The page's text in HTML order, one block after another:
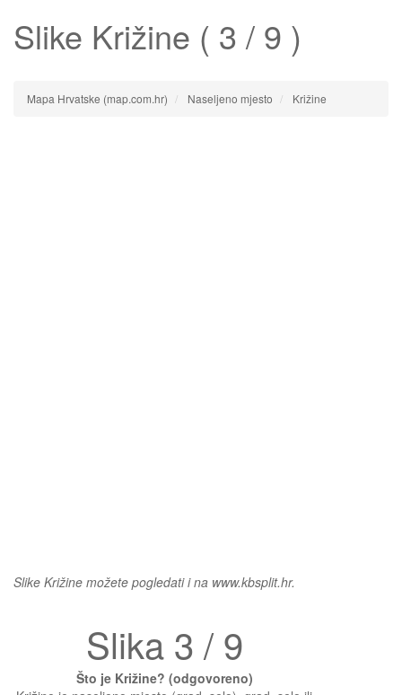
Slike Križine ( 3 / 9 )
Mapa Hrvatske (map.com.hr) Naseljeno mjesto Križine
Slike Križine možete pogledati i na www.kbsplit.hr.
Slika 3 / 9
Što je Križine? (odgovoreno)